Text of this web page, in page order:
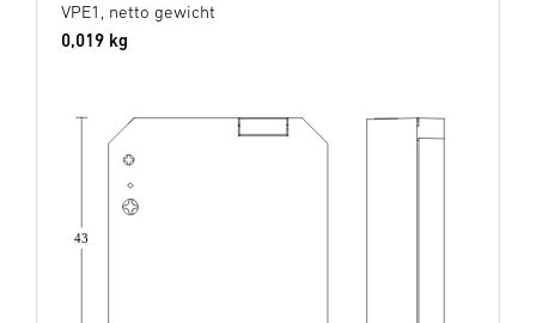
VPE1, netto gewicht
0,019 kg
43